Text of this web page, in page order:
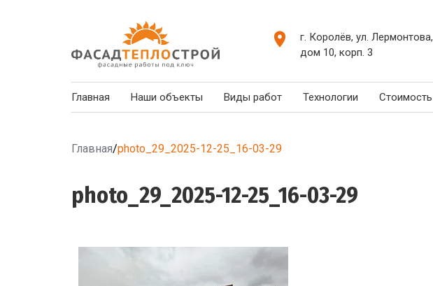
г. Королёв, ул. Лермонтова,
дом 10, корп. 3
Главная Наши объекты Виды работ Технологии Стоимость
Главная/photo_29_2025-12-25_16-03-29
photo_29_2025-12-25_16-03-29